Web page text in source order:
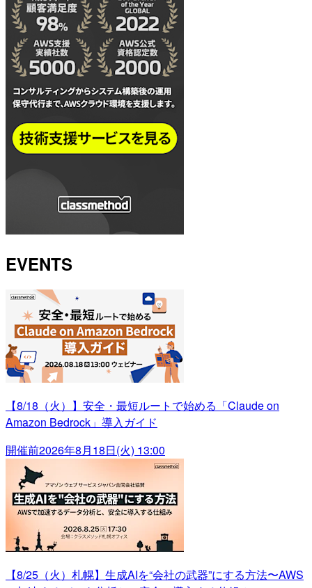
EVENTS
【8/18（火）】安全・最短ルートで始める「Claude on
Amazon Bedrock」導入ガイド
開催前2026年8月18日(火) 13:00
【8/25（火）札幌】生成AIを“会社の武器”にする方法〜AWS